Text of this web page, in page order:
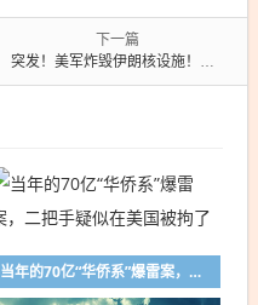
下一篇
突发！美军炸毁伊朗核设施！疑似使用了钻地弹，钻地弹的科普来了
当年的70亿“华侨系”爆雷案，二把手疑似在美国被拘了